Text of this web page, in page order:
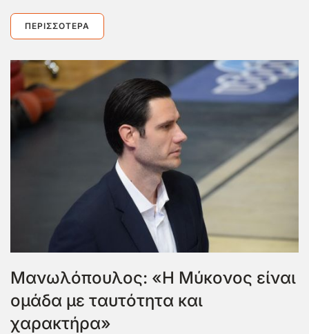
ΠΕΡΙΣΣΌΤΕΡΑ
Μανωλόπουλος: «Η Μύκονος είναι
ομάδα με ταυτότητα και
χαρακτήρα»